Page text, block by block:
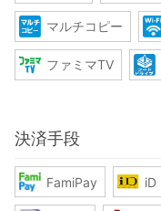
マルチコピー
ファミマTV
決済手段
FamiPay iD